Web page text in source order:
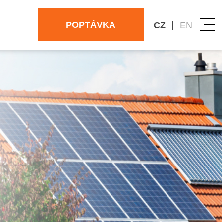
POPTÁVKA CZ EN